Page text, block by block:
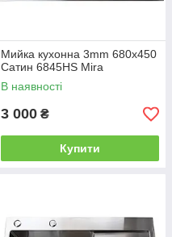
Мийка кухонна 3mm 680х450
Сатин 6845HS Mira
В наявності
3 000 ₴
Купити